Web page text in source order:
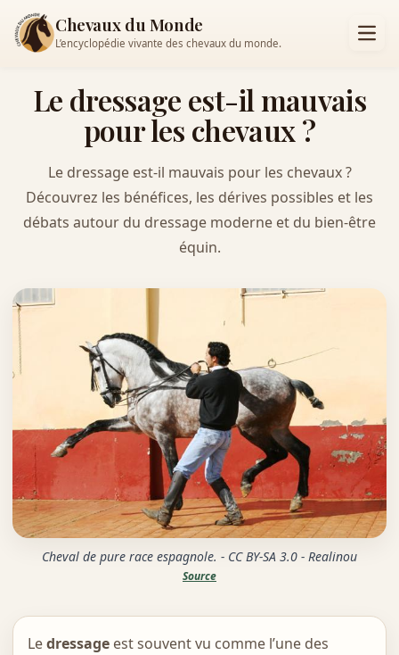
Chevaux du Monde
L’encyclopédie vivante des chevaux du monde.
Le dressage est-il mauvais
pour les chevaux ?
Le dressage est-il mauvais pour les chevaux ?
Découvrez les bénéfices, les dérives possibles et les
débats autour du dressage moderne et du bien-être
équin.
Cheval de pure race espagnole. - CC BY-SA 3.0 - Realinou
Source
Ledressageest souvent vu comme l’une des